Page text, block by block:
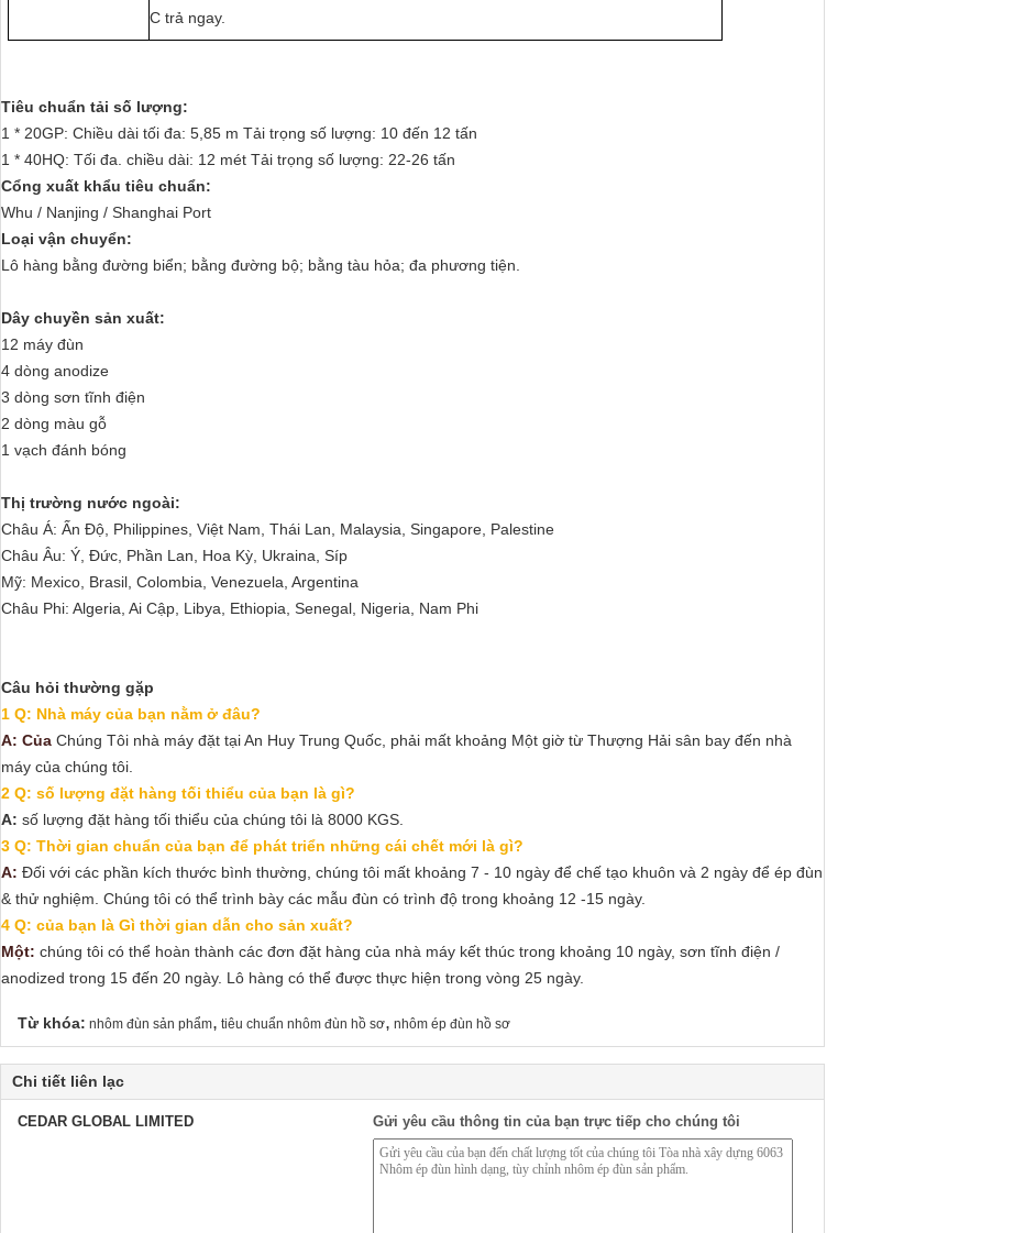
C trả ngay.
Tiêu chuẩn tải số lượng:
1 * 20GP: Chiều dài tối đa: 5,85 m Tải trọng số lượng: 10 đến 12 tấn
1 * 40HQ: Tối đa. chiều dài: 12 mét Tải trọng số lượng: 22-26 tấn
Cổng xuất khẩu tiêu chuẩn:
Whu / Nanjing / Shanghai Port
Loại vận chuyển:
Lô hàng bằng đường biển; bằng đường bộ; bằng tàu hỏa; đa phương tiện.
Dây chuyền sản xuất:
12 máy đùn
4 dòng anodize
3 dòng sơn tĩnh điện
2 dòng màu gỗ
1 vạch đánh bóng
Thị trường nước ngoài:
Châu Á: Ấn Độ, Philippines, Việt Nam, Thái Lan, Malaysia, Singapore, Palestine
Châu Âu: Ý, Đức, Phần Lan, Hoa Kỳ, Ukraina, Síp
Mỹ: Mexico, Brasil, Colombia, Venezuela, Argentina
Châu Phi: Algeria, Ai Cập, Libya, Ethiopia, Senegal, Nigeria, Nam Phi
Câu hỏi thường gặp
1 Q: Nhà máy của bạn nằm ở đâu?
A: Của Chúng Tôi nhà máy đặt tại An Huy Trung Quốc, phải mất khoảng Một giờ từ Thượng Hải sân bay đến nhà
máy của chúng tôi.
2 Q: số lượng đặt hàng tối thiểu của bạn là gì?
A: số lượng đặt hàng tối thiểu của chúng tôi là 8000 KGS.
3 Q: Thời gian chuẩn của bạn để phát triển những cái chết mới là gì?
A: Đối với các phần kích thước bình thường, chúng tôi mất khoảng 7 - 10 ngày để chế tạo khuôn và 2 ngày để ép đùn
& thử nghiệm. Chúng tôi có thể trình bày các mẫu đùn có trình độ trong khoảng 12 -15 ngày.
4 Q: của bạn là Gì thời gian dẫn cho sản xuất?
Một: chúng tôi có thể hoàn thành các đơn đặt hàng của nhà máy kết thúc trong khoảng 10 ngày, sơn tĩnh điện /
anodized trong 15 đến 20 ngày. Lô hàng có thể được thực hiện trong vòng 25 ngày.
Từ khóa: nhôm đùn sản phẩm, tiêu chuẩn nhôm đùn hồ sơ, nhôm ép đùn hồ sơ
Chi tiết liên lạc
CEDAR GLOBAL LIMITED Gửi yêu cầu thông tin của bạn trực tiếp cho chúng tôi